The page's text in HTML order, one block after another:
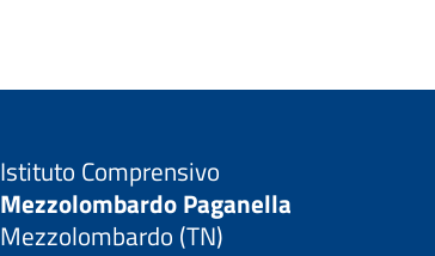
Istituto Comprensivo
Mezzolombardo Paganella
Mezzolombardo (TN)